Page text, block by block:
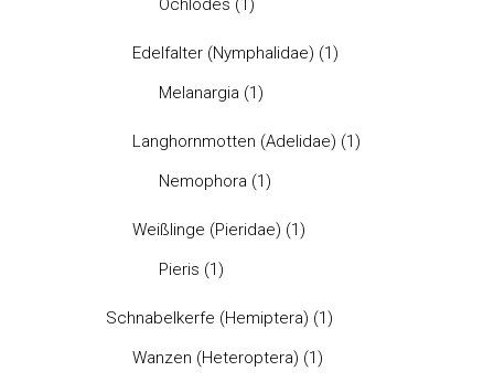
Ochlodes (1)
Edelfalter (Nymphalidae) (1)
Melanargia (1)
Langhornmotten (Adelidae) (1)
Nemophora (1)
Weißlinge (Pieridae) (1)
Pieris (1)
Schnabelkerfe (Hemiptera) (1)
Wanzen (Heteroptera) (1)